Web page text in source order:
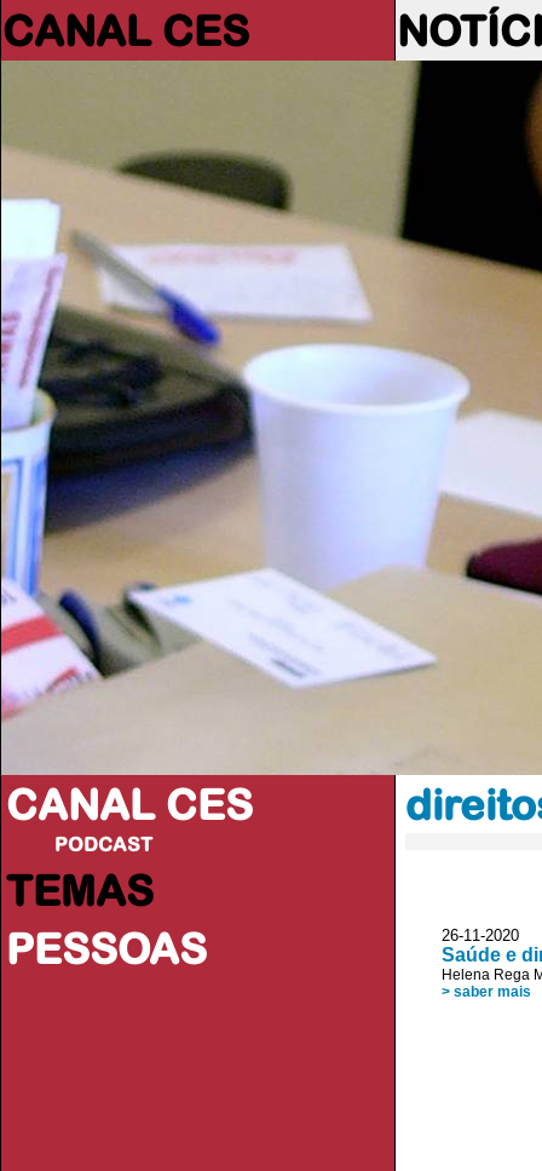
CANAL CES
CANAL CES
PODCAST
TEMAS
PESSOAS
26-11-
Saúde e
Helena Rega
> saber mais